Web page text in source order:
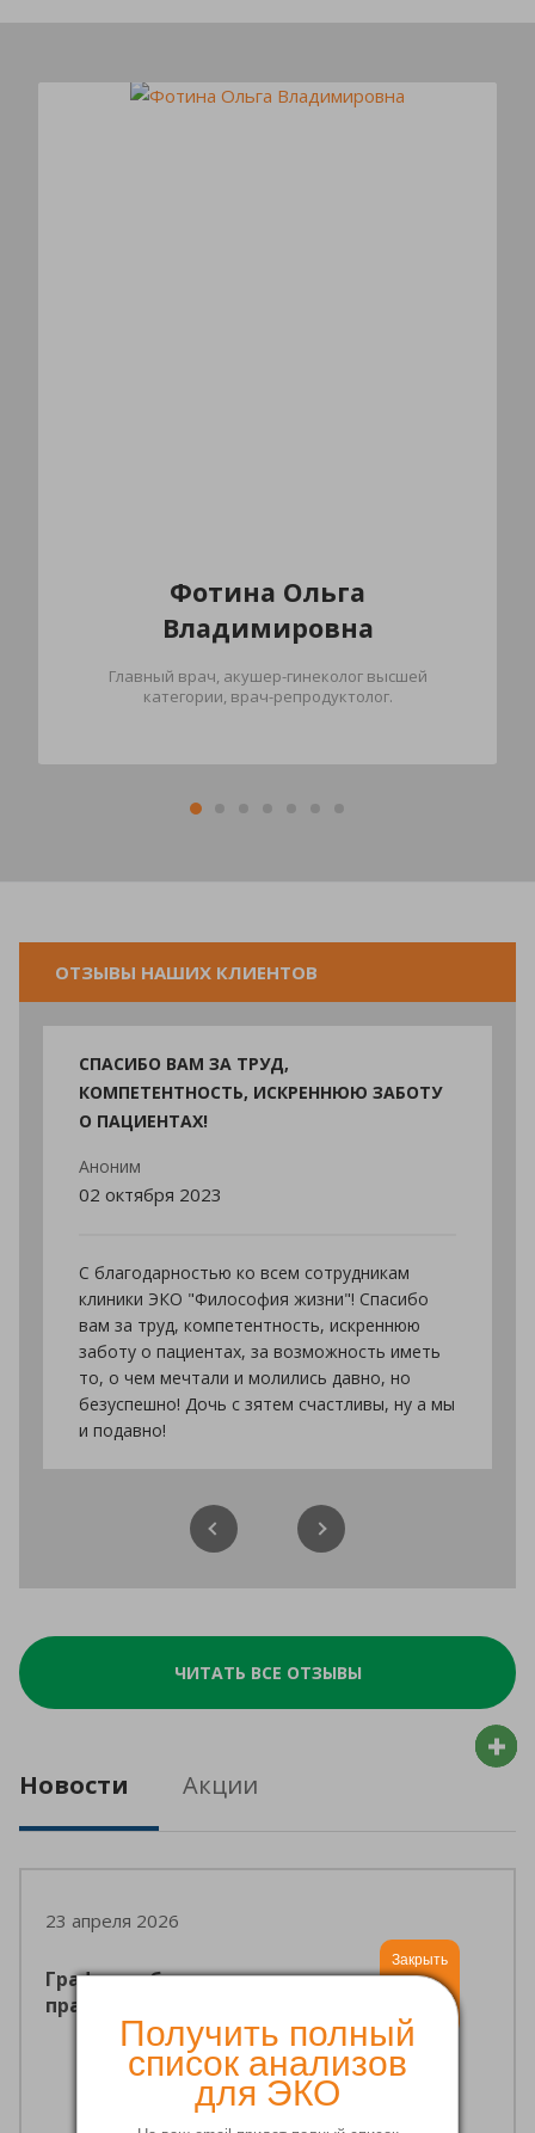
Получить полный
список анализов
для ЭКО
Закрыть
Фотина Ольга
Владимировна
Главный врач, акушер-гинеколог высшей
категории, врач-репродуктолог.
ОТЗЫВЫ НАШИХ КЛИЕНТОВ
СПАСИБО ВАМ ЗА ТРУД,
КОМПЕТЕНТНОСТЬ, ИСКРЕННЮЮ ЗАБОТУ
О ПАЦИЕНТАХ!
Аноним
02 октября 2023
С благодарностью ко всем сотрудникам
клиники ЭКО "Философия жизни"! Спасибо
вам за труд, компетентность, искреннюю
заботу о пациентах, за возможность иметь
то, о чем мечтали и молились давно, но
безуспешно! Дочь с зятем счастливы, ну а мы
и подавно!
ЧИТАТЬ ВСЕ ОТЗЫВЫ
Новости Акции
23 апреля 2026
График работы клиники репродукции в
праздничные дни мая